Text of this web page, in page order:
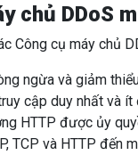
chủ DDoS
Công cụ máy chủ
ngừa và giảm
cập duy nhất và
HTTP được ủy
TCP và HTTP đến